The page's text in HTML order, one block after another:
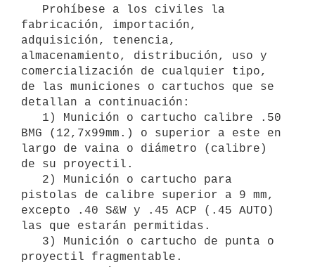
fabricación, importación,
adquisición, tenencia,
almacenamiento, distribución, uso y
comercialización de cualquier tipo,
de las municiones o cartuchos que se
detallan a continuación:
BMG (12,7x99mm.) o superior a este en
largo de vaina o diámetro (calibre)
de su proyectil.
pistolas de calibre superior a 9 mm,
excepto .40 S&W y .45 ACP (.45 AUTO)
las que estarán permitidas.
proyectil fragmentable.